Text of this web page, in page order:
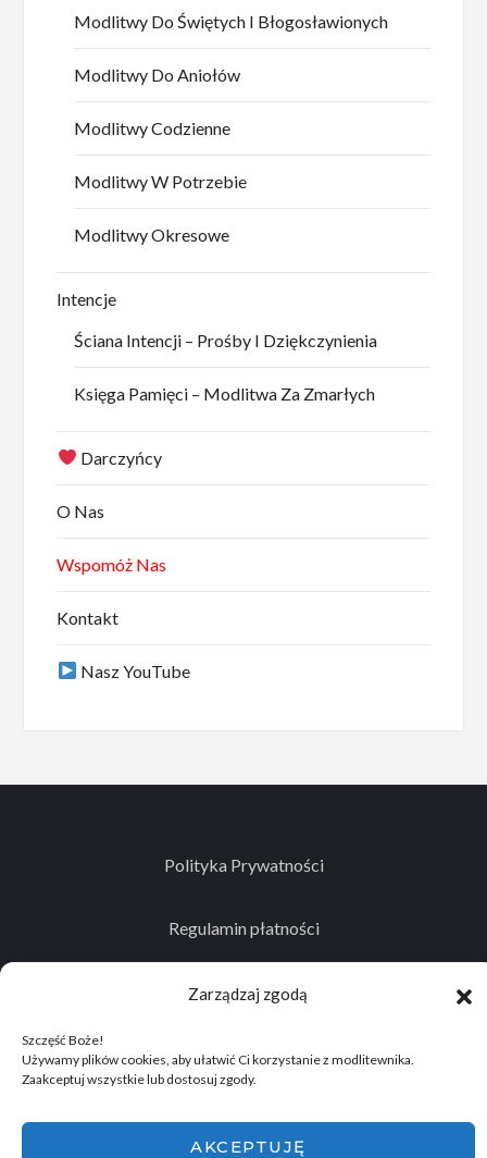
Zarządzaj zgodą
Szczęść Boże!
Używamy plików cookies, aby ułatwić Ci korzystanie z modlitewnika.
Zaakceptuj wszystkie lub dostosuj zgody.
AKCEPTUJĘ
Modlitwy Do Świętych I Błogosławionych
Modlitwy Do Aniołów
Modlitwy Codzienne
Modlitwy W Potrzebie
Modlitwy Okresowe
Intencje
Ściana Intencji – Prośby I Dziękczynienia
Księga Pamięci – Modlitwa Za Zmarłych
Darczyńcy
O Nas
Wspomóż Nas
Kontakt
Nasz YouTube
Polityka Prywatności
Regulamin płatności
Kontakt